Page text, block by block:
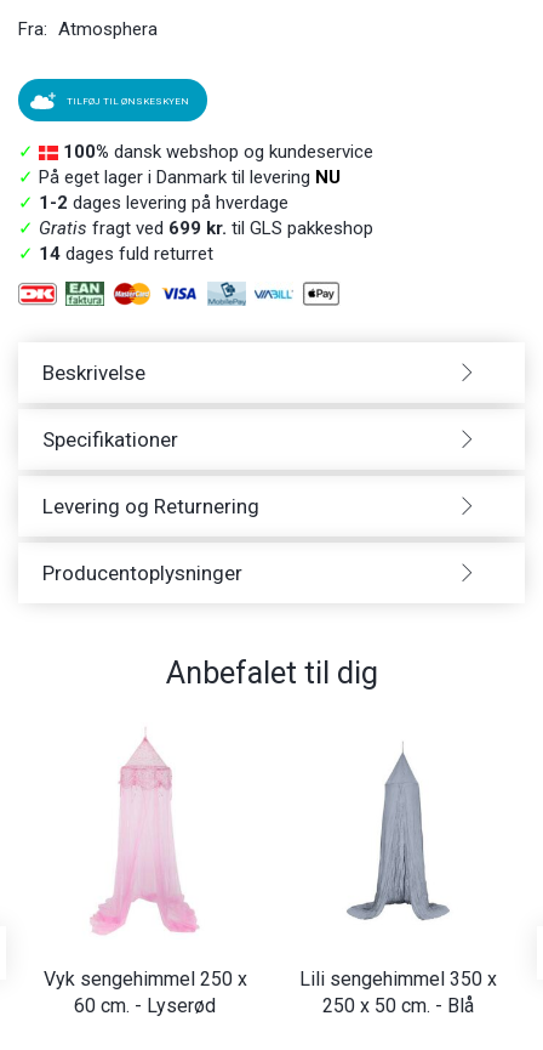
Fra: Atmosphera
TILFØJ TIL ØNSKESKYEN
✓ 100% dansk webshop og kundeservice
✓ På eget lager i Danmark til levering NU
✓ 1-2 dages levering på hverdage
✓ Gratis fragt ved 699 kr. til GLS pakkeshop
✓ 14 dages fuld returret
Beskrivelse
Specifikationer
Levering og Returnering
Producentoplysninger
Anbefalet til dig
Vyk sengehimmel 250 x
60 cm. - Lyserød
Lili sengehimmel 350 x
250 x 50 cm. - Blå